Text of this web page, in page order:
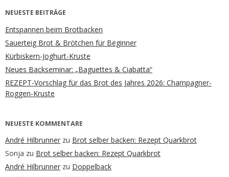
NEUESTE BEITRÄGE
Entspannen beim Brotbacken
Sauerteig Brot & Brötchen für Beginner
Kürbiskern-Joghurt-Kruste
Neues Backseminar: „Baguettes & Ciabatta“
REZEPT-Vorschlag für das Brot des Jahres 2026: Champagner-
Roggen-Kruste
NEUESTE KOMMENTARE
André Hilbrunner zu Brot selber backen: Rezept Quarkbrot
Sonja zu Brot selber backen: Rezept Quarkbrot
André Hilbrunner zu Doppelback